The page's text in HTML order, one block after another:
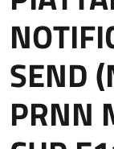
SEND
PRNN